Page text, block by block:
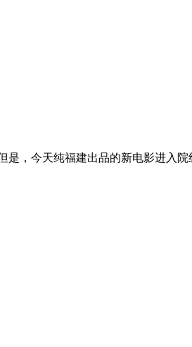
，今天纯福建出品的新电影进入